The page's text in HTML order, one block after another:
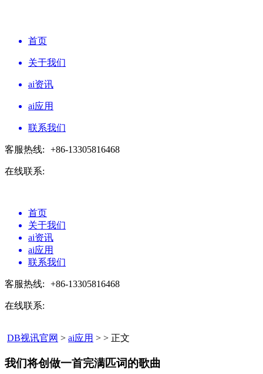
首页
关于我们
ai资讯
ai应用
联系我们
客服热线: +86-13305816468
在线联系:
首页
关于我们
ai资讯
ai应用
联系我们
客服热线: +86-13305816468
在线联系:
DB视讯官网 > ai应用 > > 正文
我们将创做一首完满匹词的歌曲​